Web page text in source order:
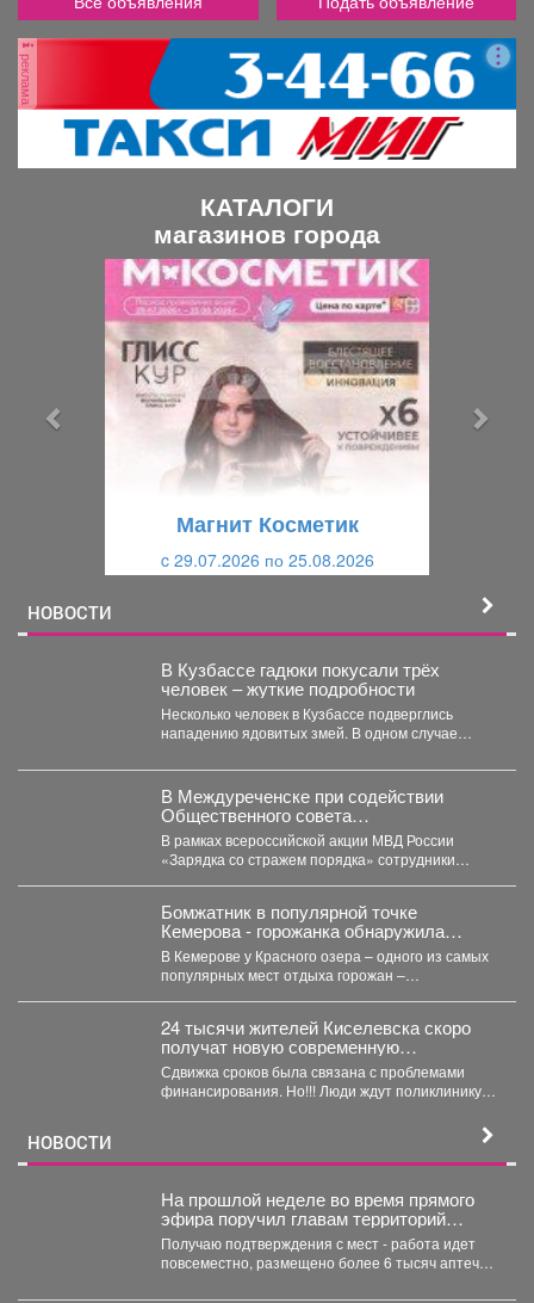
реклама
КАТАЛОГИ
магазинов города
Магнит Косметик
c 29.07.2026 по 25.08.2026
НОВОСТИ
В Кузбассе гадюки покусали трёх
человек – жуткие подробности
Несколько человек в Кузбассе подверглись
нападению ядовитых змей. В одном случае
В Междуреченске при содействии
Общественного совета
полицейские провели утреннюю зарядку
для детей из лагеря дневного
пребывания
В рамках всероссийской акции МВД России
«Зарядка со стражем порядка» сотрудники
Бомжатник в популярной точке
Кемерова - горожанка обнаружила
жуткий объект на Красном озере
В Кемерове у Красного озера – одного из самых
популярных мест отдыха горожан –
24 тысячи жителей Киселевска скоро
получат новую современную
поликлинику.
Сдвижка сроков была связана с проблемами
финансирования. Но!!! Люди ждут поликлинику,
НОВОСТИ
На прошлой неделе во время прямого
эфира поручил главам территорий
проверить готовность укрытий и
обеспечить общественные места
аптечками.
Получаю подтверждения с мест - работа идет
повсеместно, размещено более 6 тысяч аптечек